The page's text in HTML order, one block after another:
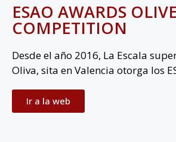
ESAO AWARDS
COMPETITION
Desde el año 2016, La Escala
Oliva, sita en Valencia otorga los
Ir a la web